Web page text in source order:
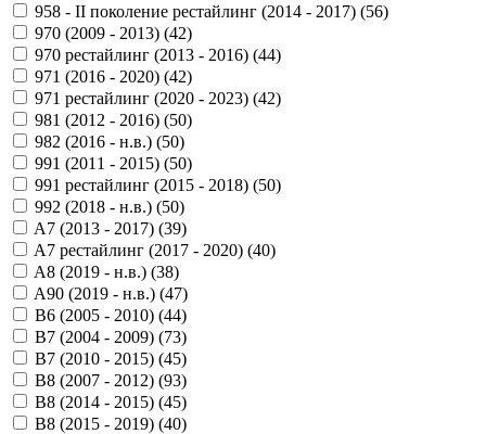
958 - II поколение рестайлинг (2014 - 2017) (56)
970 (2009 - 2013) (42)
970 рестайлинг (2013 - 2016) (44)
971 (2016 - 2020) (42)
971 рестайлинг (2020 - 2023) (42)
981 (2012 - 2016) (50)
982 (2016 - н.в.) (50)
991 (2011 - 2015) (50)
991 рестайлинг (2015 - 2018) (50)
992 (2018 - н.в.) (50)
A7 (2013 - 2017) (39)
A7 рестайлинг (2017 - 2020) (40)
A8 (2019 - н.в.) (38)
A90 (2019 - н.в.) (47)
B6 (2005 - 2010) (44)
B7 (2004 - 2009) (73)
B7 (2010 - 2015) (45)
B8 (2007 - 2012) (93)
B8 (2014 - 2015) (45)
B8 (2015 - 2019) (40)